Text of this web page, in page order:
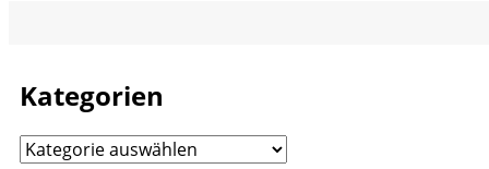
Kategorien
Kategorien